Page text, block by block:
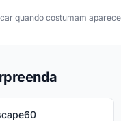
quando costumam